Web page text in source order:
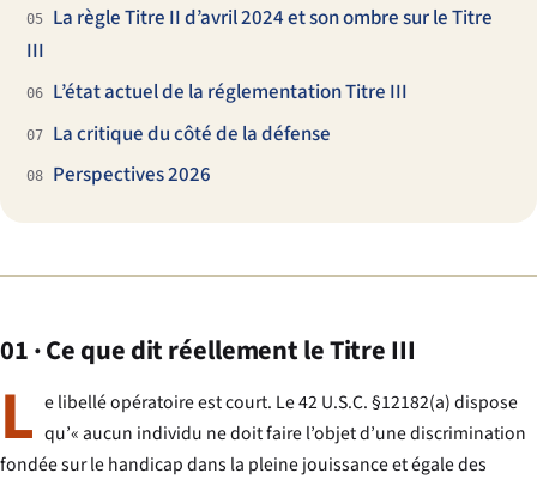
05 La règle Titre II d’avril 2024 et son ombre sur le Titre
III
06 L’état actuel de la réglementation Titre III
07 La critique du côté de la défense
08 Perspectives 2026
01 · Ce que dit réellement le Titre III
L e libellé opératoire est court. Le 42 U.S.C. §12182(a) dispose
qu’« aucun individu ne doit faire l’objet d’une discrimination
fondée sur le handicap dans la pleine jouissance et égale des